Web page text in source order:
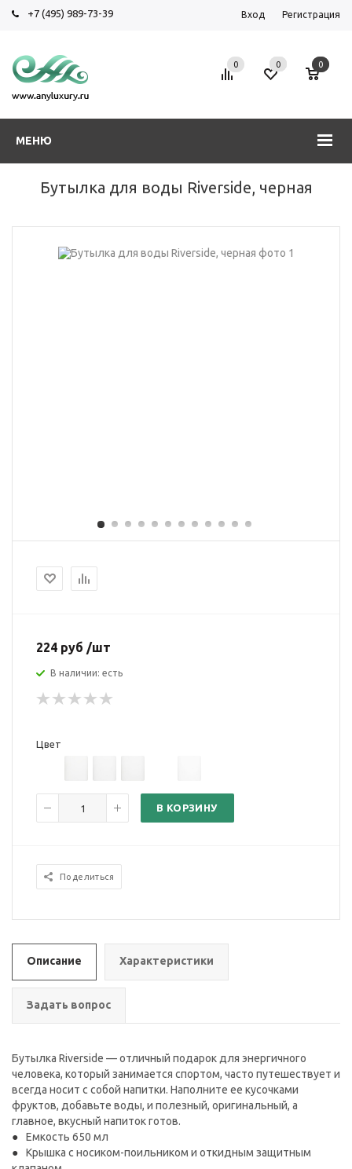
+7 (495) 989-73-39 Вход Регистрация
МЕНЮ
0 0 0
Бутылка для воды Riverside, черная
224 руб /шт
В наличии: есть
Цвет
В КОРЗИНУ
Поделиться
Описание Характеристики
Задать вопрос
Бутылка Riverside — отличный подарок для энергичного
человека, который занимается спортом, часто путешествует и
всегда носит с собой напитки. Наполните ее кусочками
фруктов, добавьте воды, и полезный, оригинальный, а
главное, вкусный напиток готов.
Емкость 650 мл
Крышка с носиком-поильником и откидным защитным